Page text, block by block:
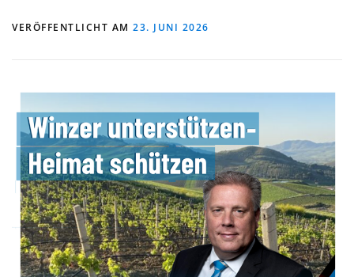
VERÖFFENTLICHT AM 23. JUNI 2026